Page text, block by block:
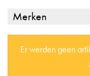
Merken
Er werden geen